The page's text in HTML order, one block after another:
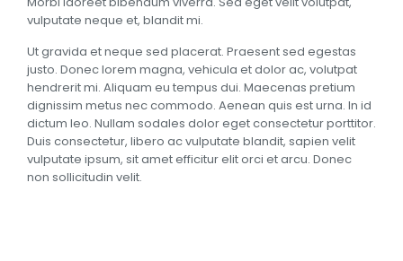
vulputate neque et, blandit mi.
Ut gravida et neque sed placerat. Praesent sed egestas
justo. Donec lorem magna, vehicula et dolor ac, volutpat
hendrerit mi. Aliquam eu tempus dui. Maecenas pretium
dignissim metus nec commodo. Aenean quis est urna. In id
dictum leo. Nullam sodales dolor eget consectetur porttitor.
Duis consectetur, libero ac vulputate blandit, sapien velit
vulputate ipsum, sit amet efficitur elit orci et arcu. Donec
non sollicitudin velit.